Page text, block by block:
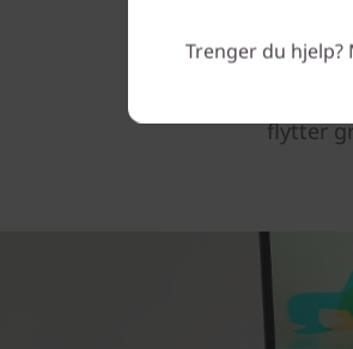
Intel®
flytter
Trenger du hjelp?